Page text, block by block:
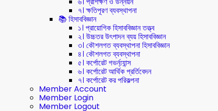
৭। ক্ষতিপূরণ ব্যবস্থাপনা
📚 হিসাববিজ্ঞান
১। প্রায়োগিক হিসাববিজ্ঞান তত্ত্ব
২। উচ্চতর উৎপাদন ব্যয় হিসাববিজ্ঞান
৩। কৌশলগত ব্যবস্থাপনা হিসাববিজ্ঞান
৪। কৌশলগত ব্যবস্থাপনা
৫। কর্পোরেট গভর্ন্য্যান্স
৬। কর্পোরেট আর্থিক প্রর্তিবেদন
৭। কর্পোরেট কর পরিকল্পনা
Member Account
Member Login
Member Logout